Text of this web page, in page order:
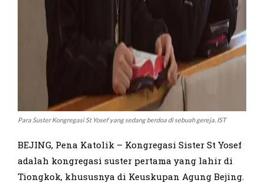
Para Suster Kongregasi St Yosef yang sedang berdoa di sebuah gereja. IST
BEJING, Pena Katolik – Kongregasi Sister St Yosef
adalah kongregasi suster pertama yang lahir di
Tiongkok, khususnya di Keuskupan Agung Bejing.